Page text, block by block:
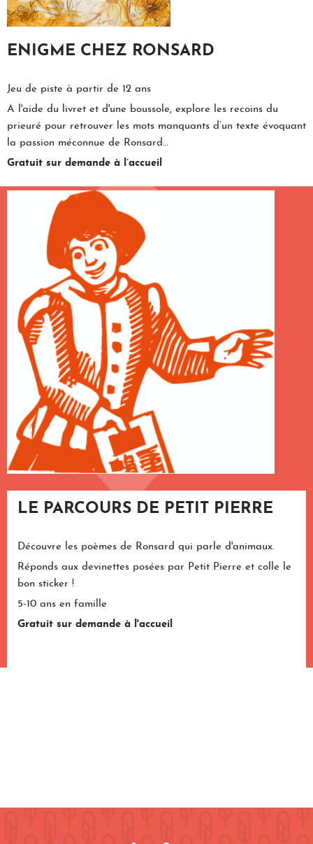
ENIGME CHEZ RONSARD
Jeu de piste à partir de 12 ans
A l'aide du livret et d'une boussole, explore les recoins du
prieuré pour retrouver les mots manquants d’un texte évoquant
la passion méconnue de Ronsard…
Gratuit sur demande à l’accueil
LE PARCOURS DE PETIT PIERRE
Découvre les poèmes de Ronsard qui parle d'animaux.
Réponds aux devinettes posées par Petit Pierre et colle le
bon sticker !
5-10 ans en famille
Gratuit sur demande à l'accueil